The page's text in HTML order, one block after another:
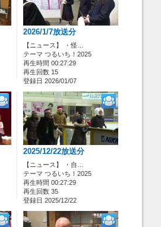
2026/1/7放送分
【ニュース】 ・怪…
テーマ つるいち！2025
再生時間 00:27:29
再生回数 15
登録日 2026/01/07
2025/12/22放送分
【ニュース】 ・自…
テーマ つるいち！2025
再生時間 00:27:29
再生回数 35
登録日 2025/12/22